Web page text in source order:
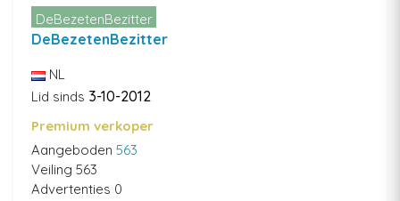
DeBezetenBezitter
DeBezetenBezitter
NL
Lid sinds 3-10-2012
Premium verkoper
Aangeboden 563
Veiling 563
Advertenties 0